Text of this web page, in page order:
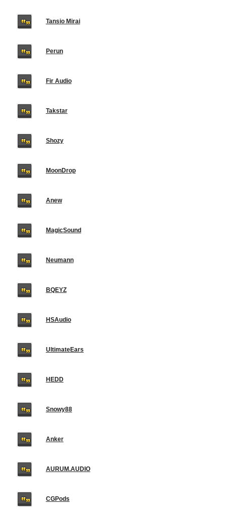
Tansio Mirai
Perun
Fir Audio
Takstar
Shozy
MoonDrop
Anew
MagicSound
Neumann
BQEYZ
HSAudio
UltimateEars
HEDD
Snowy88
Anker
AURUM.AUDIO
CGPods